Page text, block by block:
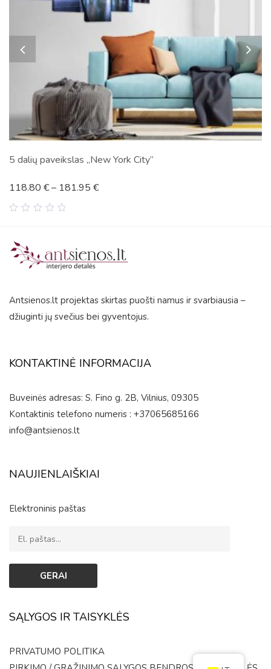
5 dalių paveikslas „New York City”
5
118.80 €– 181.95 €
Antsienos.lt projektas skirtas puošti namus ir svarbiausia –
džiuginti jų svečius bei gyventojus.
KONTAKTINĖ INFORMACIJA
Buveinės adresas: S. Fino g. 2B, Vilnius, 09305
Kontaktinis telefono numeris : +37065685166
info@antsienos.lt
NAUJIENLAIŠKIAI
Elektroninis paštas
SĄLYGOS IR TAISYKLĖS
PRIVATUMO POLITIKA